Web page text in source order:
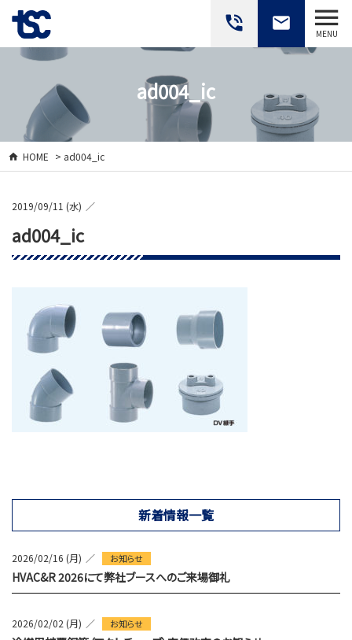
MENU
phone_in_talk email
ad004_ic
HOME > ad004_ic
2019/09/11 (水)
ad004_ic
新着情報一覧
2026/02/16 (月) お知らせ
HVAC&R 2026にて弊社ブースへのご来場御礼
2026/02/02 (月) お知らせ